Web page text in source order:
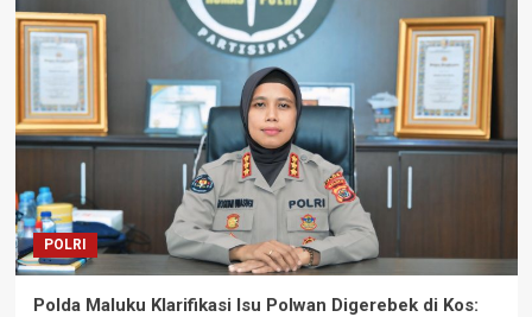
POLRI
Polda Maluku Klarifikasi Isu Polwan Digerebek di Kos: